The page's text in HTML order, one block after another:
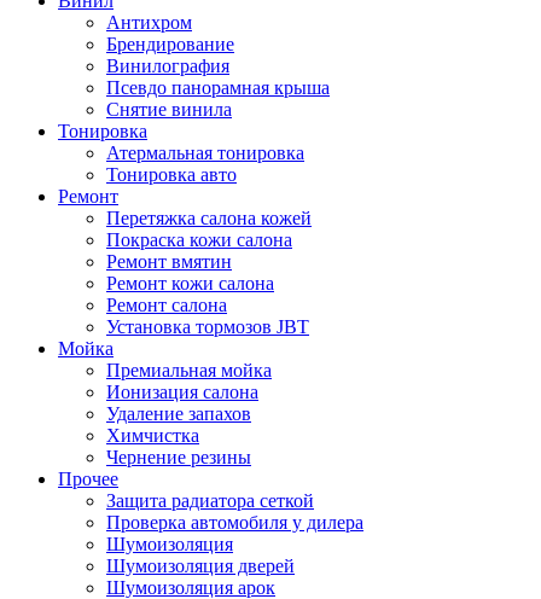
Антихром
Брендирование
Винилография
Псевдо панорамная крыша
Снятие винила
Тонировка
Атермальная тонировка
Тонировка авто
Ремонт
Перетяжка салона кожей
Покраска кожи салона
Ремонт вмятин
Ремонт кожи салона
Ремонт салона
Установка тормозов JBT
Мойка
Премиальная мойка
Ионизация салона
Удаление запахов
Химчистка
Чернение резины
Прочее
Защита радиатора сеткой
Проверка автомобиля у дилера
Шумоизоляция
Шумоизоляция дверей
Шумоизоляция арок